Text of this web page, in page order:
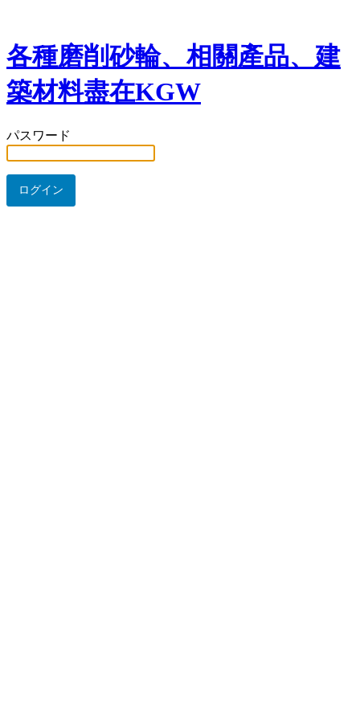
各種磨削砂輪、相關產品、建
築材料盡在KGW
パスワード